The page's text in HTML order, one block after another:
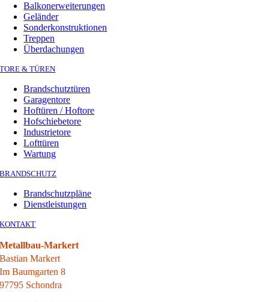
Balkonerweiterungen
Geländer
Sonderkonstruktionen
Treppen
Überdachungen
TORE & TÜREN
Brandschutztüren
Garagentore
Hoftüren / Hoftore
Hofschiebetore
Industrietore
Lofttüren
Wartung
BRANDSCHUTZ
Brandschutzpläne
Dienstleistungen
KONTAKT
Metallbau-Markert
Bastian Markert
Im Baumgarten 8
97795 Schondra